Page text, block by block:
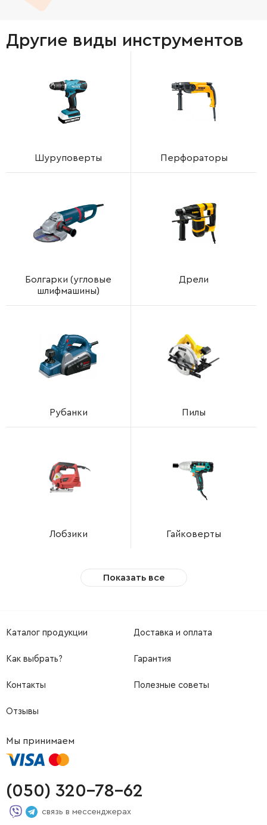
Другие виды инструментов
Шуруповерты Перфораторы
Болгарки (угловые
шлифмашины)
Дрели
Рубанки Пилы
Лобзики Гайковерты
Показать все
Каталог продукции Доставка и оплата
Как выбрать? Гарантия
Контакты Полезные советы
Отзывы
Мы принимаем
(050) 320-78-62
связь в мессенджерах